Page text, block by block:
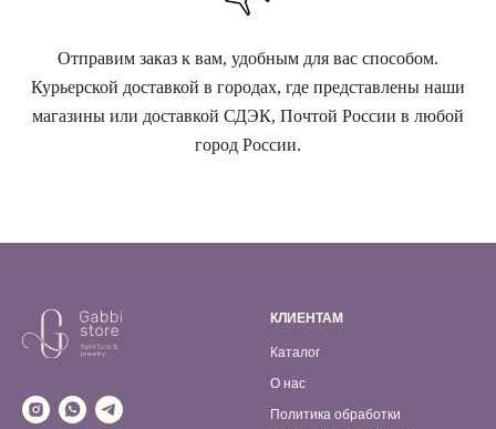
Отправим заказ к вам, удобным для вас способом.
Курьерской доставкой в городах, где представлены наши
магазины или доставкой СДЭК, Почтой России в любой
город России.
КЛИЕНТАМ
Каталог
О нас
Политика обработки